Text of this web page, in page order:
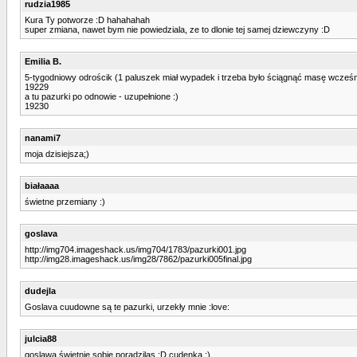
rudzia1985
Kura Ty potworze :D hahahahah
super zmiana, nawet bym nie powiedziala, ze to dlonie tej samej dziewczyny :D
Emilia B.
5-tygodniowy odrościk (1 paluszek miał wypadek i trzeba było ściągnąć masę
19229
a tu pazurki po odnowie - uzupełnione :)
19230
nanami7
moja dzisiejsza;)
białaaaa
świetne przemiany :)
goslava
http://img704.imageshack.us/img704/1783/pazurki001.jpg
http://img28.imageshack.us/img28/7862/pazurki005final.jpg
dudejla
Goslava cuudowne są te pazurki, urzekły mnie :love:
julcia88
goslawa świetnie sobie poradzilas :D cudenka :)